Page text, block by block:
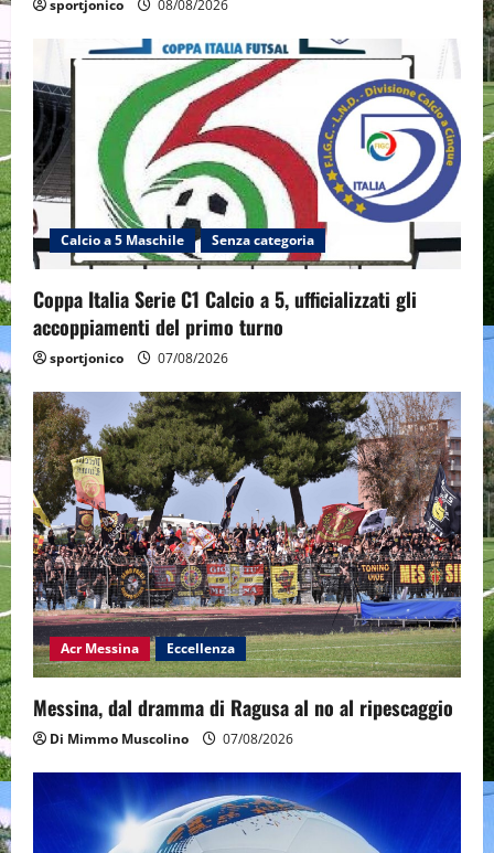
sportjonico 08/08/2026
Calcio a 5 Maschile Senza categoria
Coppa Italia Serie C1 Calcio a 5, ufficializzati gli
accoppiamenti del primo turno
sportjonico 07/08/2026
Acr Messina Eccellenza
Messina, dal dramma di Ragusa al no al ripescaggio
Di Mimmo Muscolino 07/08/2026